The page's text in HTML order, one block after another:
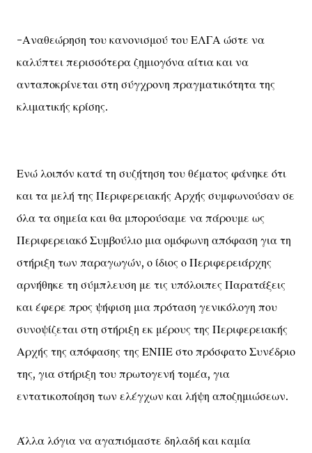
-Αναθεώρηση του κανονισμού του ΕΛΓΑ ώστε να
καλύπτει περισσότερα ζημιογόνα αίτια και να
ανταποκρίνεται στη σύγχρονη πραγματικότητα της
κλιματικής κρίσης.
Ενώ λοιπόν κατά τη συζήτηση του θέματος φάνηκε ότι
και τα μελή της Περιφερειακής Αρχής συμφωνούσαν σε
όλα τα σημεία και θα μπορούσαμε να πάρουμε ως
Περιφερειακό Συμβούλιο μια ομόφωνη απόφαση για τη
στήριξη των παραγωγών, ο ίδιος ο Περιφερειάρχης
αρνήθηκε τη σύμπλευση με τις υπόλοιπες Παρατάξεις
και έφερε προς ψήφιση μια πρόταση γενικόλογη που
συνοψίζεται στη στήριξη εκ μέρους της Περιφερειακής
Αρχής της απόφασης της ΕΝΠΕ στο πρόσφατο Συνέδριο
της, για στήριξη του πρωτογενή τομέα, για
εντατικοποίηση των ελέγχων και λήψη αποζημιώσεων.
Άλλα λόγια να αγαπιόμαστε δηλαδή και καμία